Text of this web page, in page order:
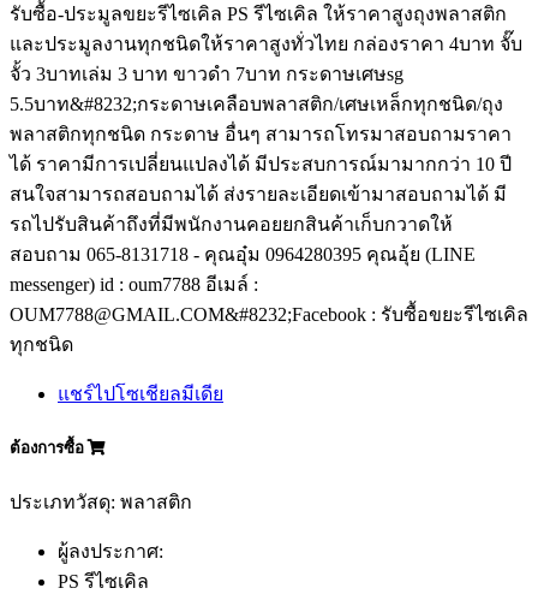
รับซื้อ-ประมูลขยะรีไซเคิล PS รีไซเคิล ให้ราคาสูงถุงพลาสติก
และประมูลงานทุกชนิดให้ราคาสูงทั่วไทย กล่องราคา 4บาท จั๊บ
จั้ว 3บาทเล่ม 3 บาท ขาวดำ 7บาท กระดาษเศษsg
5.5บาท&#8232;กระดาษเคลือบพลาสติก/เศษเหล็กทุกชนิด/ถุง
พลาสติกทุกชนิด กระดาษ อื่นๆ สามารถโทรมาสอบถามราคา
ได้ ราคามีการเปลี่ยนแปลงได้ มีประสบการณ์มามากกว่า 10 ปี
สนใจสามารถสอบถามได้ ส่งรายละเอียดเข้ามาสอบถามได้ มี
รถไปรับสินค้าถึงที่มีพนักงานคอยยกสินค้าเก็บกวาดให้
สอบถาม 065-8131718 - คุณอุ๋ม 0964280395 คุณอุ้ย (LINE
messenger) id : oum7788 อีเมล์ :
OUM7788@GMAIL.COM&#8232;Facebook : รับซื้อขยะรีไซเคิล
ทุกชนิด
แชร์ไปโซเชียลมีเดีย
ต้องการซื้อ
ประเภทวัสดุ: พลาสติก
ผู้ลงประกาศ:
PS รีไซเคิล